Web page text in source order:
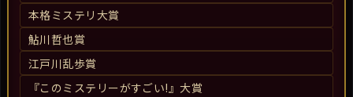
本格ミステリ大賞
鮎川哲也賞
江戸川乱歩賞
『このミステリーがすごい!』大賞